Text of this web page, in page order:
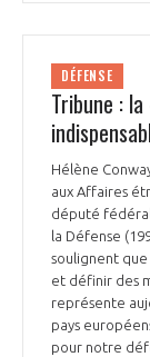
DÉFENSE
Tribune :
Hélène
aux Affaires
député
la Défense
soulignent que
et définir des
représente
pays
pour notre